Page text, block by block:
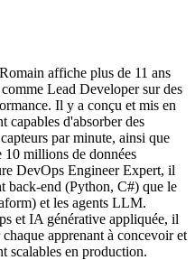
affiche plus de 11 ans
Lead Developer sur des
Il y a conçu et mis en
capables d'absorber des
par minute, ainsi que
10 millions de données
DevOps Engineer Expert, il
back-end (Python, C#) que le
et les agents LLM.
et IA générative appliquée, il
apprenant à concevoir et
scalables en production.